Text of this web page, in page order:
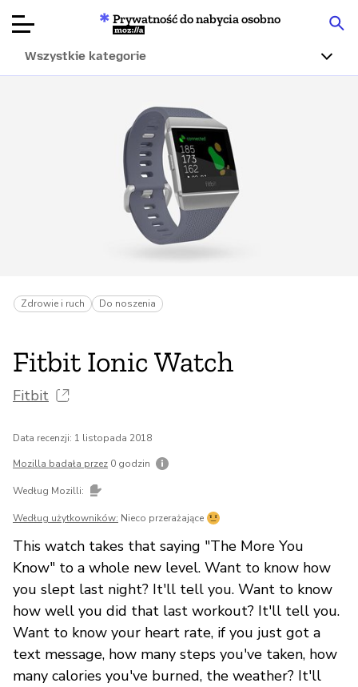
produktów
Articles
O nas
Przekaż
darowiznę
Prywatność do nabycia osobno
Mozilla
Wszystkie kategorie
Zdrowie i ruch Do noszenia
Fitbit Ionic Watch
Fitbit
Data recenzji: 1 listopada 2018
Mozilla badała przez 0 godzin
Według Mozilli:
Według użytkowników: Nieco przerażające
This watch takes that saying "The More You
Know" to a whole new level. Want to know how
you slept last night? It'll tell you. Want to know
how well you did that last workout? It'll tell you.
Want to know your heart rate, if you just got a
text message, how many steps you've taken, how
many calories you've burned, the weather? It'll